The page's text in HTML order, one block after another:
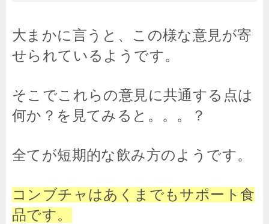
大まかに言うと、この様な意見が寄
せられているようです。
そこでこれらの意見に共通する点は
何か？を見てみると。。。？
全てが短期的な飲み方のようです。
コンブチャはあくまでもサポート食
品です。